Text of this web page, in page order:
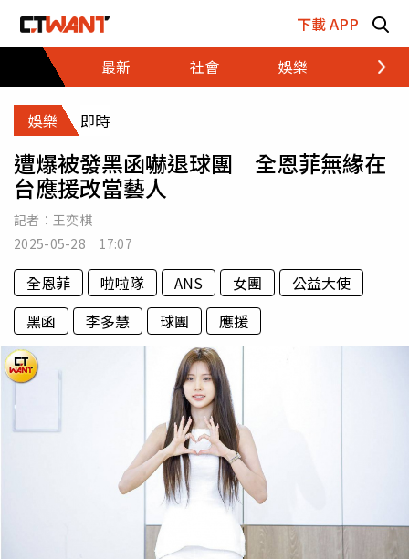
下載 APP
最新
社會 娛樂 財經
娛樂 即時
遭爆被發黑函嚇退球團 全恩菲無緣在
台應援改當藝人
記者： 王奕棋
2025-05-28 17:07
全恩菲 啦啦隊 ANS 女團
公益大使
黑函
李多慧 球團 應援